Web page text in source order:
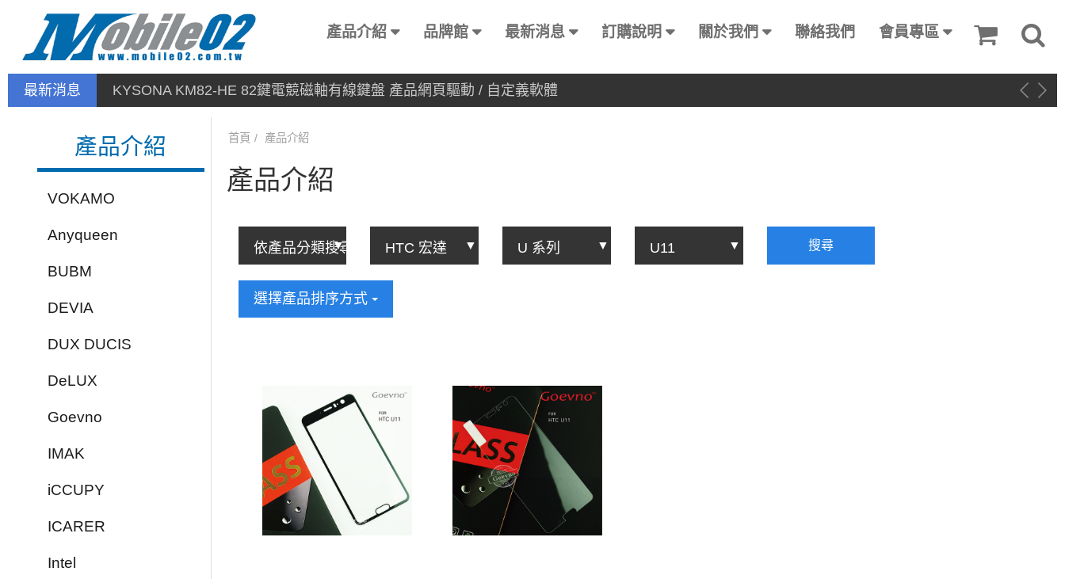
產品介紹 品牌館 最新消息 訂購說明 關於我們 聯絡我們 會員專區
最新消息 KYSONA KM82-HE 82鍵電競磁軸有線鍵盤 產品網頁驅動 / 自定義軟體
產品介紹
VOKAMO
Anyqueen
BUBM
DEVIA
DUX DUCIS
DeLUX
Goevno
IMAK
iCCUPY
ICARER
Intel
首頁 產品介紹
產品介紹
搜尋
選擇產品排序方式